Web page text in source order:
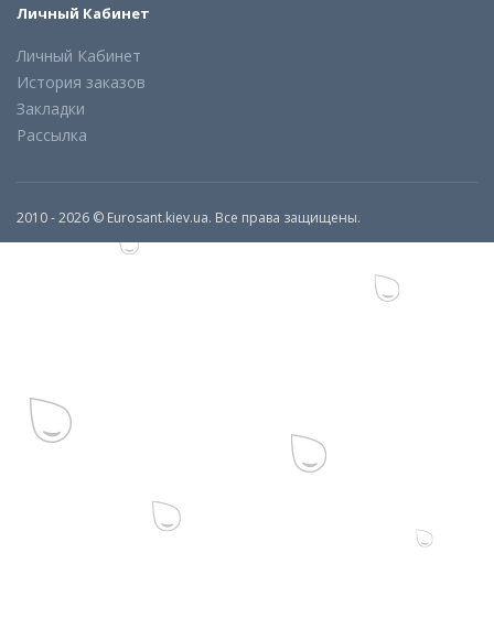
Личный Кабинет
Личный Кабинет
История заказов
Закладки
Рассылка
2010 - 2026 © Eurosant.kiev.ua. Все права защищены.